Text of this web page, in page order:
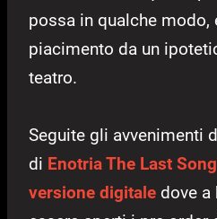
possa in qualche modo,
piacimento da un
teatro.
Seguite gli avvenimenti
di Enotria The Last Song
versione digitale dove a